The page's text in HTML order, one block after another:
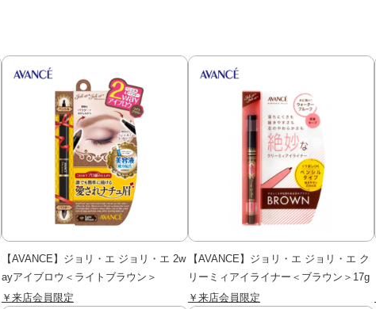
【AVANCE】ジョリ・エ ジョリ・エ 2w
ayアイブロウ＜ライトブラウン＞
￥来店会員限定
【AVANCE】ジョリ・エ ジョリ・エ ク
リーミィアイライナー＜ブラウン＞17g
￥来店会員限定